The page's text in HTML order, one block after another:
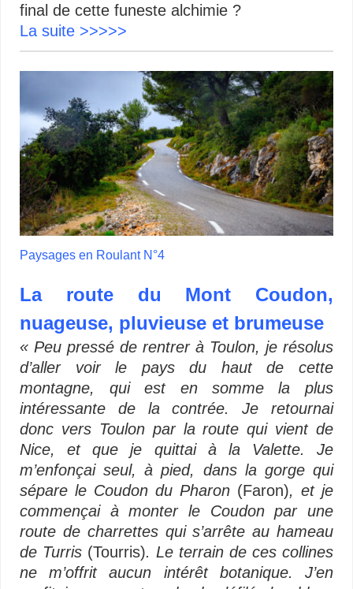
final de cette funeste alchimie ?
La suite >>>>>
Paysages en Roulant N°4
La route du Mont Coudon,
nuageuse, pluvieuse et brumeuse
« Peu pressé de rentrer à Toulon, je résolus
d’aller voir le pays du haut de cette
montagne, qui est en somme la plus
intéressante de la contrée. Je retournai
donc vers Toulon par la route qui vient de
Nice, et que je quittai à la Valette. Je
m’enfonçai seul, à pied, dans la gorge qui
sépare le Coudon du Pharon(Faron), et je
commençai à monter le Coudon par une
route de charrettes qui s’arrête au hameau
de Turris (Tourris). Le terrain de ces collines
ne m’offrit aucun intérêt botanique. J’en